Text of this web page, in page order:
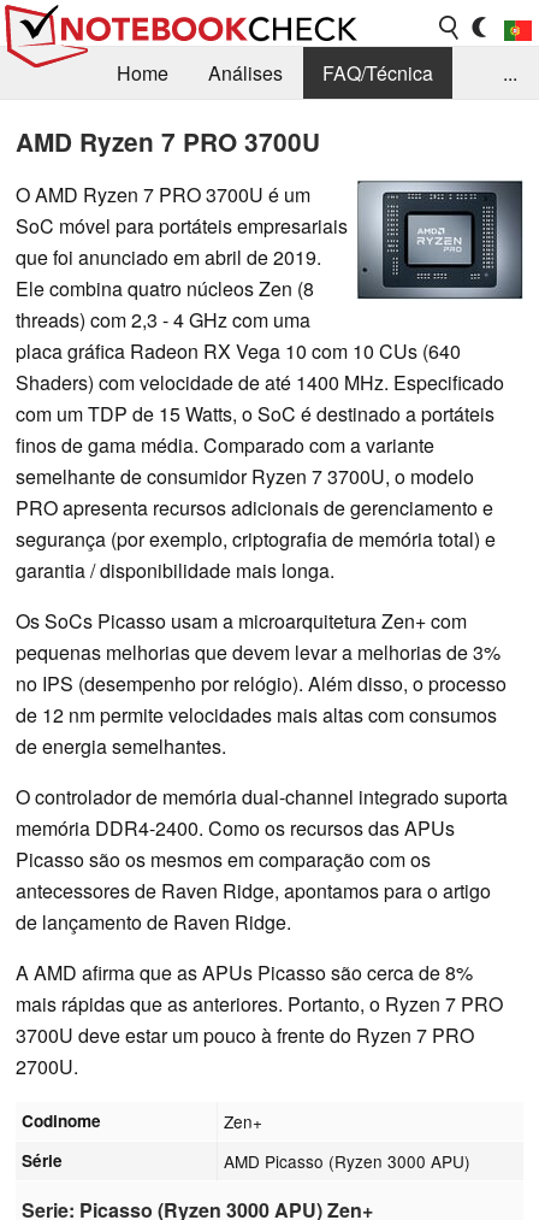
Home Análises
FAQ/Técnica
...
AMD Ryzen 7 PRO 3700U
O AMD Ryzen 7 PRO 3700U é um
SoC móvel para portáteis empresariais
que foi anunciado em abril de 2019.
Ele combina quatro núcleos Zen (8
threads) com 2,3 - 4 GHz com uma
placa gráfica Radeon RX Vega 10 com 10 CUs (640
Shaders) com velocidade de até 1400 MHz. Especificado
com um TDP de 15 Watts, o SoC é destinado a portáteis
finos de gama média. Comparado com a variante
semelhante de consumidor Ryzen 7 3700U, o modelo
PRO apresenta recursos adicionais de gerenciamento e
segurança (por exemplo, criptografia de memória total) e
garantia / disponibilidade mais longa.
Os SoCs Picasso usam a microarquitetura Zen+ com
pequenas melhorias que devem levar a melhorias de 3%
no IPS (desempenho por relógio). Além disso, o processo
de 12 nm permite velocidades mais altas com consumos
de energia semelhantes.
O controlador de memória dual-channel integrado suporta
memória DDR4-2400. Como os recursos das APUs
Picasso são os mesmos em comparação com os
antecessores de Raven Ridge, apontamos para o artigo
de lançamento de Raven Ridge.
A AMD afirma que as APUs Picasso são cerca de 8%
mais rápidas que as anteriores. Portanto, o Ryzen 7 PRO
3700U deve estar um pouco à frente do Ryzen 7 PRO
2700U.
Codinome Zen+
Série AMD Picasso (Ryzen 3000 APU)
Serie: Picasso (Ryzen 3000 APU) Zen+